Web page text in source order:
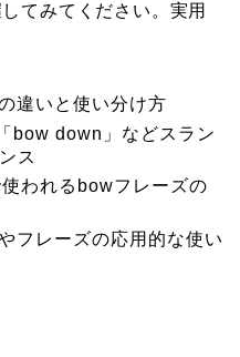
てみてください。実用
違いと使い分け方
bow down」などスラン
ス
われるbowフレーズの
フレーズの応用的な使い